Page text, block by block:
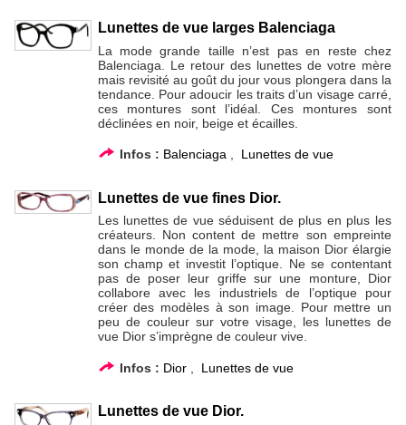
Lunettes de vue larges Balenciaga
La mode grande taille n’est pas en reste chez
Balenciaga. Le retour des lunettes de votre mère
mais revisité au goût du jour vous plongera dans la
tendance. Pour adoucir les traits d’un visage carré,
ces montures sont l’idéal. Ces montures sont
déclinées en noir, beige et écailles.
Infos : Balenciaga, Lunettes de vue
Lunettes de vue fines Dior.
Les lunettes de vue séduisent de plus en plus les
créateurs. Non content de mettre son empreinte
dans le monde de la mode, la maison Dior élargie
son champ et investit l’optique. Ne se contentant
pas de poser leur griffe sur une monture, Dior
collabore avec les industriels de l’optique pour
créer des modèles à son image. Pour mettre un
peu de couleur sur votre visage, les lunettes de
vue Dior s’imprègne de couleur vive.
Infos : Dior, Lunettes de vue
Lunettes de vue Dior.